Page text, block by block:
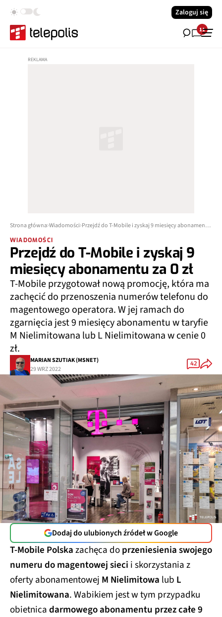
Zaloguj się
11
Strona główna Wiadomości Przejdź do T-Mobile i zyskaj 9 miesięcy abonamentu za 0 zł
WIADOMOŚCI
Przejdź do T-Mobile i zyskaj 9
miesięcy abonamentu za 0 zł
T-Mobile przygotował nową promocję, która ma
zachęcić do przenoszenia numerów telefonu do
magentowego operatora. W jej ramach do
zgarnięcia jest 9 miesięcy abonamentu w taryfie
M Nielimitowana lub L Nielimitowana w cenie 0
zł.
MARIAN SZUTIAK (MSNET)
29 WRZ 2022
42
Dodaj do ulubionych źródeł w Google
T-Mobile Polskazachęca doprzeniesienia swojego
numeru do magentowej sieci i skorzystania z
oferty abonamentowej M Nielimitowa lub L
Nielimitowana. Wabikiem jest w tym przypadku
obietnicadarmowego abonamentu przez całe 9